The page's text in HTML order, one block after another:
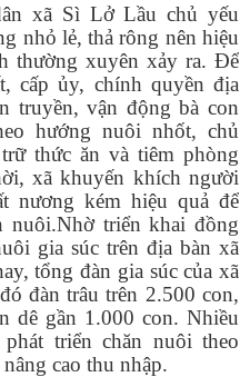
xã Sì Lở Lầu chủ yếu
nhỏ lẻ, thả rông nên hiệu
thường xuyên xảy ra. Để
cấp ủy, chính quyền địa
truyền, vận động bà con
hướng nuôi nhốt, chủ
thức ăn và tiêm phòng
xã khuyến khích người
nương kém hiệu quả để
nuôi.Nhờ triển khai đồng
gia súc trên địa bàn xã
tổng đàn gia súc của xã
đàn trâu trên 2.500 con,
dê gần 1.000 con. Nhiều
triển chăn nuôi theo
cao thu nhập.